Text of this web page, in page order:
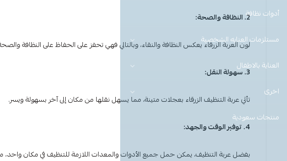
أدوات نظافة
مستلزمات العنايه الشخصية
العناية بالاطفال
اخرى
منتجات سعودية
2. النظافة والصحة:
لون العربة الزرقاء يعكس النظافة والنقاء، وبالتالي فهي تحفز على الحفاظ على النظافة
3. سهولة النقل:
تأتيعربة التنظيف الزرقاء بعجلات متينة، مما يسهل نقلها من مكان إلى آخر بسهولة ويسر.
4. توفير الوقت والجهد:
بفضل عربة التنظيف، يمكن حمل جميع الأدوات والمعدات اللازمة للتنظيف في مكان واحد،